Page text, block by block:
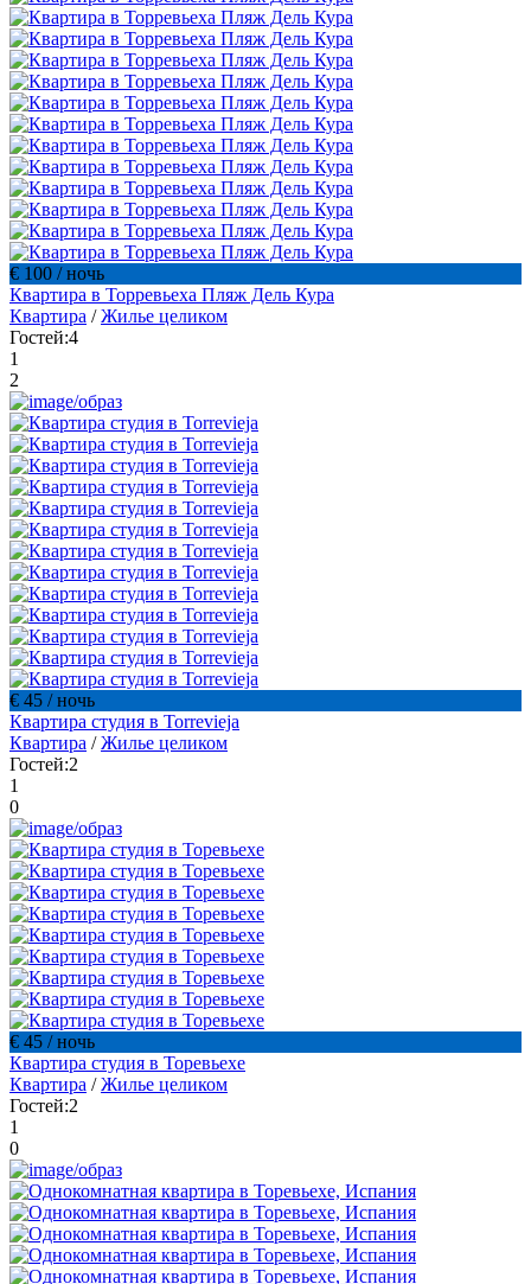
€ 100 / ночь
Квартира в Торревьехa Пляж Дель Кура
Квартира /Жилье целиком
Гостей:4
1
2
€ 45 / ночь
Квартира студия в Torrevieja
Квартира /Жилье целиком
Гостей:2
1
0
€ 45 / ночь
Квартира студия в Торевьехе
Квартира /Жилье целиком
Гостей:2
1
0